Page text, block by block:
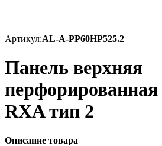
Артикул:AL-A-PP60HP525.2
Панель верхняя
перфорированная
RXA тип 2
Описание товара